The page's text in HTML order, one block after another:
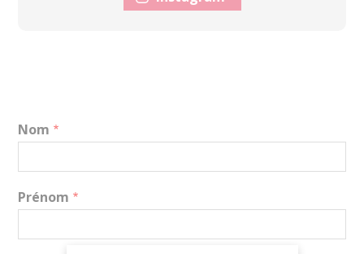
Nom
Prénom